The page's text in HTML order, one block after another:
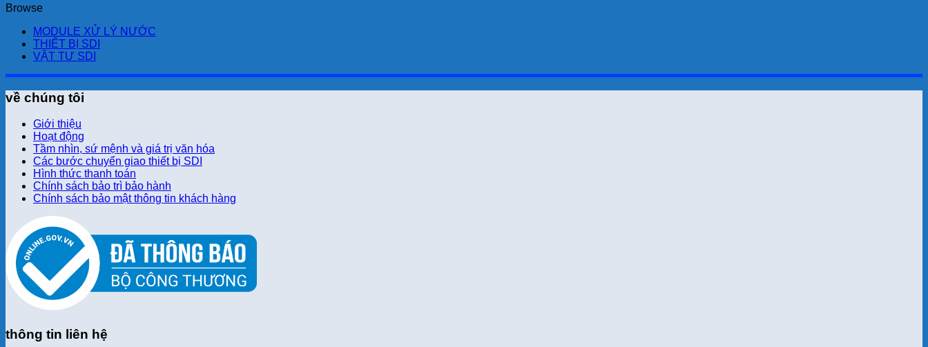
Browse
MODULE XỬ LÝ NƯỚC
THIẾT BỊ SDI
VẬT TƯ SDI
về chúng tôi
Giới thiệu
Hoạt động
Tầm nhìn, sứ mệnh và giá trị văn hóa
Các bước chuyển giao thiết bị SDI
Hình thức thanh toán
Chính sách bảo trì bảo hành
Chính sách bảo mật thông tin khách hàng
thông tin liên hệ